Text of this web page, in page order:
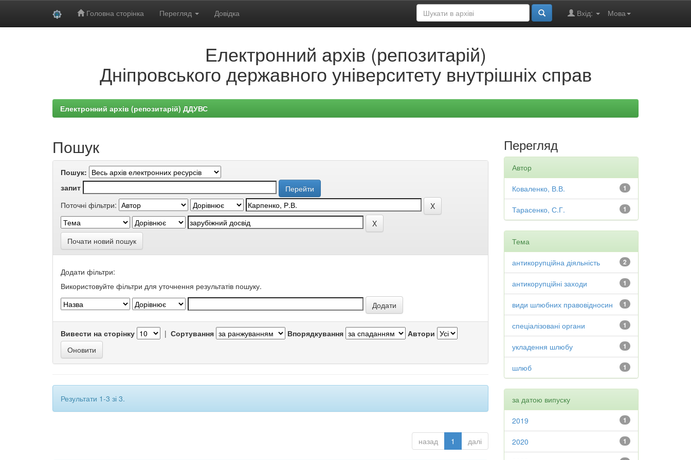
Головна сторінка Перегляд Довідка Мова
Вхід:
Електронний архів (репозитарій)
Дніпровського державного університету внутрішніх справ
Електронний архів (репозитарій) ДДУВС
Пошук
Пошук:
запит
Поточні фільтри:
Почати новий пошук
Додати фільтри:
Використовуйте фільтри для уточнення результатів пошуку.
Вивести на сторінку | Сортування Впорядкування Автори
Результати 1-3 зі 3.
назад 1 далі
Перегляд
Автор
1
Коваленко, В.В.
1
Тарасенко, С.Г.
Тема
2
антикорупційна діяльність
1
антикорупційні заходи
1
види шлюбних правовідносин
1
спеціалізовані органи
1
укладення шлюбу
1
шлюб
за датою випуску
1
2019
1
2020